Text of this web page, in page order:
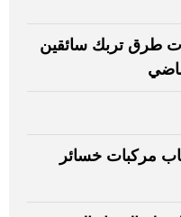
طرق تربك سائقين
مركبات خسائر